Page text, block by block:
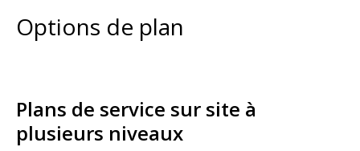
Options de plan
Plans de service sur site à
plusieurs niveaux